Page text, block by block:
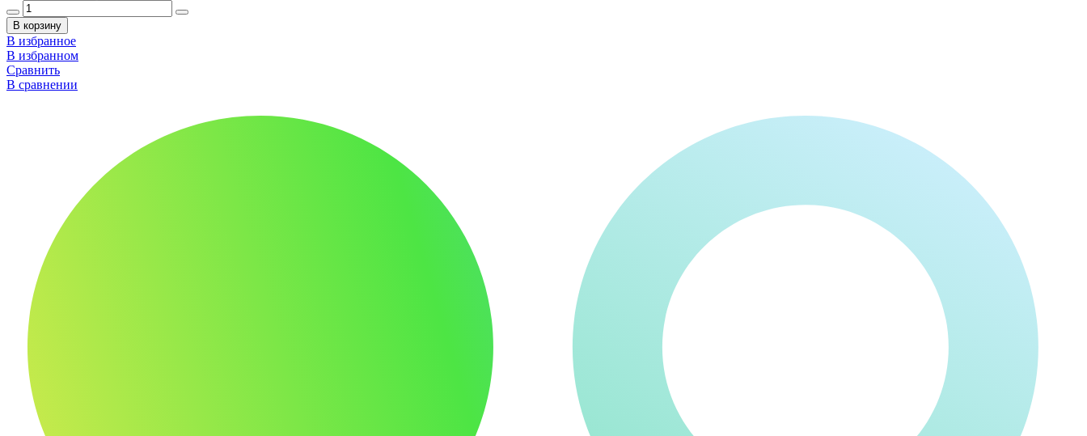
В корзину
В избранное
В избранном
Сравнить
В сравнении